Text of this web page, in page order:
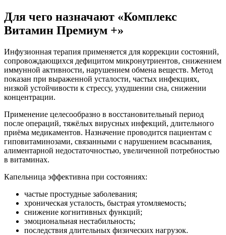
Для чего назначают «Комплекс
Витамин Премиум +»
Инфузионная терапия применяется для коррекции состояний,
сопровождающихся дефицитом микронутриентов, снижением
иммунной активности, нарушением обмена веществ. Метод
показан при выраженной усталости, частых инфекциях,
низкой устойчивости к стрессу, ухудшении сна, снижении
концентрации.
Применение целесообразно в восстановительный период
после операций, тяжёлых вирусных инфекций, длительного
приёма медикаментов. Назначение проводится пациентам с
гиповитаминозами, связанными с нарушением всасывания,
алиментарной недостаточностью, увеличенной потребностью
в витаминах.
Капельница эффективна при состояниях:
частые простудные заболевания;
хроническая усталость, быстрая утомляемость;
снижение когнитивных функций;
эмоциональная нестабильность;
последствия длительных физических нагрузок.